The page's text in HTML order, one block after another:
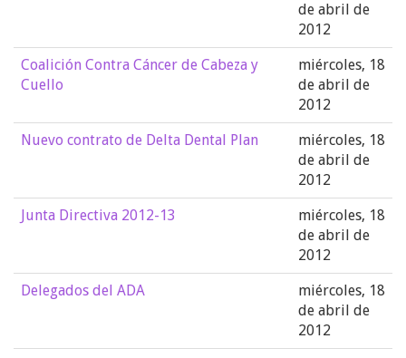
de abril de
2012
Coalición Contra Cáncer de Cabeza y
Cuello
miércoles, 18
de abril de
2012
Nuevo contrato de Delta Dental Plan
miércoles, 18
de abril de
2012
Junta Directiva 2012-13
miércoles, 18
de abril de
2012
Delegados del ADA
miércoles, 18
de abril de
2012